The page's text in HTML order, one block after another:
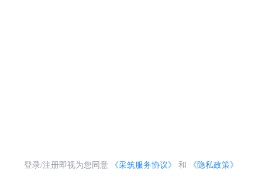
登录/注册即视为您同意 《采筑服务协议》 和 《隐私政策》